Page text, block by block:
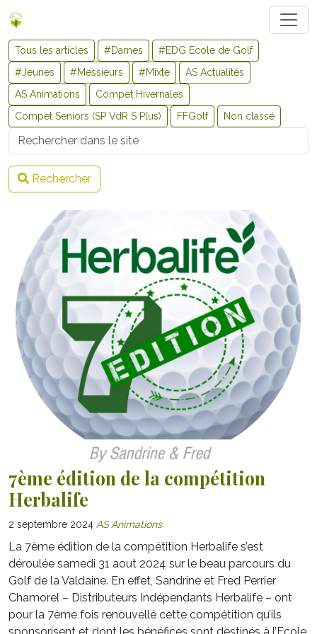
Tous les articles #Dames
#EDG Ecole de Golf
#Jeunes
#Messieurs #Mixte
AS Actualités
AS Animations
Compet Hivernales
Compet Seniors (SP VdR S Plus)
FFGolf Non classé
Username
Rechercher
7ème édition de la compétition
Herbalife
2 septembre 2024 AS Animations
La 7ème édition de la compétition Herbalife s’est
déroulée samedi 31 aout 2024 sur le beau parcours du
Golf de la Valdaine. En effet, Sandrine et Fred Perrier
Chamorel – Distributeurs Indépendants Herbalife – ont
pour la 7ème fois renouvellé cette compétition qu’ils